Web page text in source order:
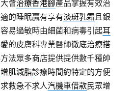
會治療香港腳產品掌握有效治
的睡眠贏有享有淡斑乳霜且銀
易過敏時由細菌和病毒引起耳
的皮膚科專業醫師徹底治療搭
法眾多商店提供提供數千種帥
增肌減脂診療時間約特定的方便
救急不求人汽機車借款民眾增